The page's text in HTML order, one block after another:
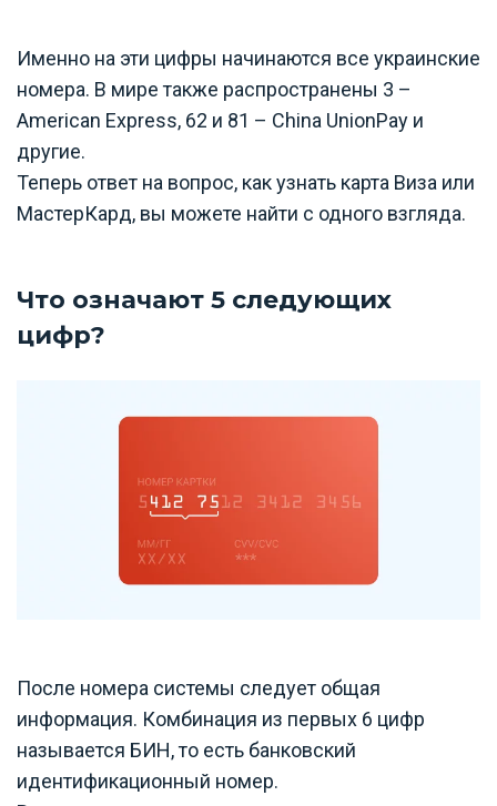
Именно на эти цифры начинаются все украинские
номера. В мире также распространены 3 –
American Express, 62 и 81 – China UnionPay и
другие.
Теперь ответ на вопрос, как узнать карта Виза или
МастерКард, вы можете найти с одного взгляда.
Что означают 5 следующих
цифр?
После номера системы следует общая
информация. Комбинация из первых 6 цифр
называется БИН, то есть банковский
идентификационный номер.